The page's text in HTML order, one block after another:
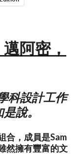
阿密，
科設計工作
說。
合，成員是Sam
然擁有豐富的文